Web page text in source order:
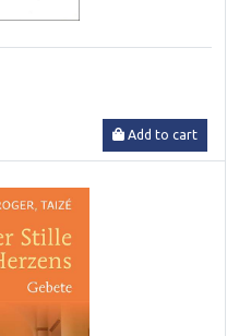
Add to cart